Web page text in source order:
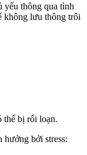
yếu thông qua tình
không lưu thông trôi
thể bị rối loạn.
bởi stress: